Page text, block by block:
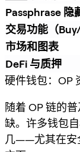
Passphrase 隐
交易功能（
市场和图表
DeFi 与质押
硬件钱包：OP
随着 OP 链的
缺。许多钱包
几——尤其在安